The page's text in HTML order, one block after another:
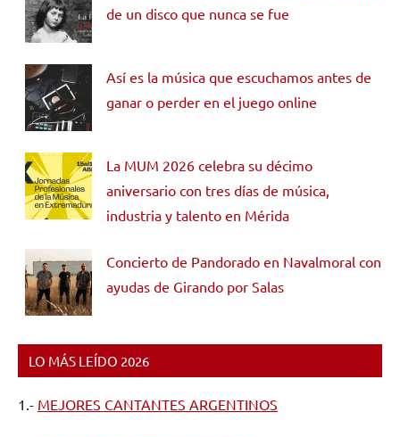
de un disco que nunca se fue
Así es la música que escuchamos antes de
ganar o perder en el juego online
La MUM 2026 celebra su décimo
aniversario con tres días de música,
industria y talento en Mérida
Concierto de Pandorado en Navalmoral con
ayudas de Girando por Salas
LO MÁS LEÍDO 2026
1.- MEJORES CANTANTES ARGENTINOS